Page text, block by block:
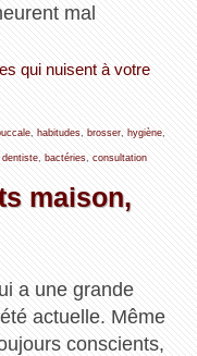
mal
qui nuisent à votre
, habitudes, brosser, hygiène,
dentiste, bactéries, consultation
maison,
a une grande
actuelle. Même
conscients,